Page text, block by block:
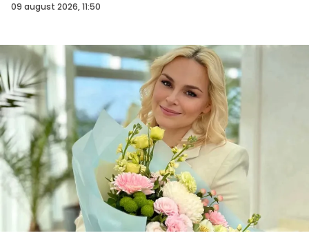
09 august 2026, 11:50